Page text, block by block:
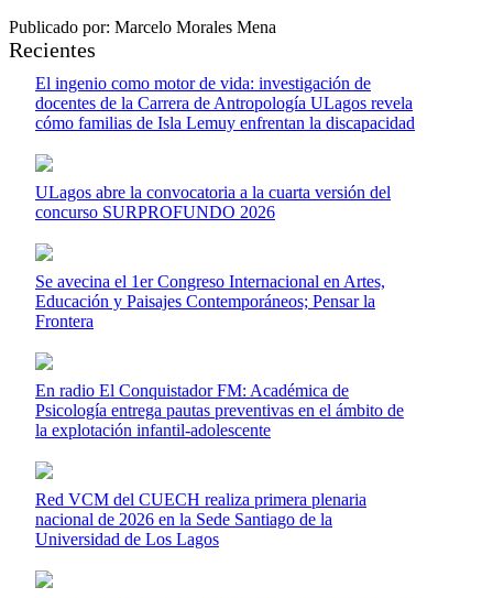
Publicado por: Marcelo Morales Mena
Recientes
El ingenio como motor de vida: investigación de
docentes de la Carrera de Antropología ULagos revela
cómo familias de Isla Lemuy enfrentan la discapacidad
ULagos abre la convocatoria a la cuarta versión del
concurso SURPROFUNDO 2026
Se avecina el 1er Congreso Internacional en Artes,
Educación y Paisajes Contemporáneos; Pensar la
Frontera
En radio El Conquistador FM: Académica de
Psicología entrega pautas preventivas en el ámbito de
la explotación infantil-adolescente
Red VCM del CUECH realiza primera plenaria
nacional de 2026 en la Sede Santiago de la
Universidad de Los Lagos